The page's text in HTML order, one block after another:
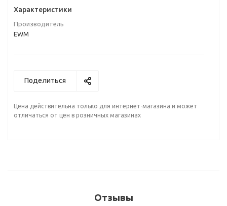
Характеристики
Производитель
EWM
Поделиться
Цена действительна только для интернет-магазина и может
отличаться от цен в розничных магазинах
Отзывы